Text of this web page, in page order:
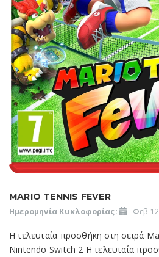
MARIO TENNIS FEVER
Ημερομηνία Κυκλοφορίας: Φεβ
Η τελευταία προσθήκη στη σειρά
Nintendo Switch 2 H τελευταία